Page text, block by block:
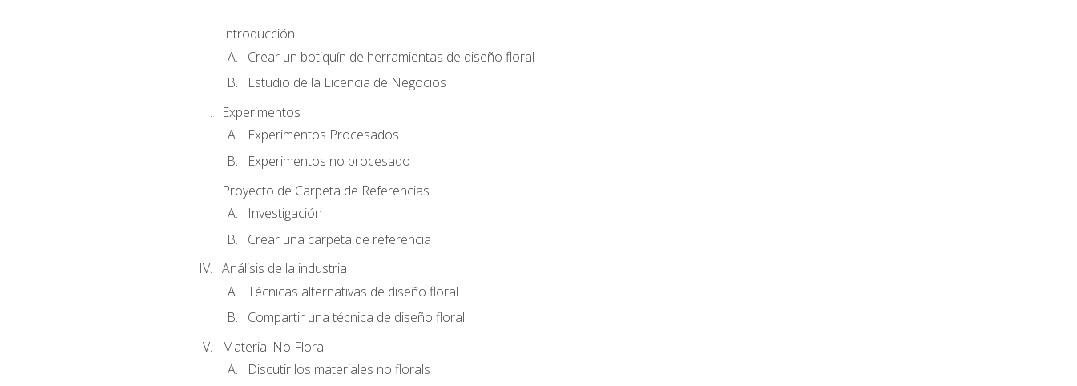
Introducción
Crear un botiquín de herramientas de diseño floral
Estudio de la Licencia de Negocios
Experimentos
Experimentos Procesados
Experimentos no procesado
Proyecto de Carpeta de Referencias
Investigación
Crear una carpeta de referencia
Análisis de la industria
Técnicas alternativas de diseño floral
Compartir una técnica de diseño floral
Material No Floral
Discutir los materiales no florals